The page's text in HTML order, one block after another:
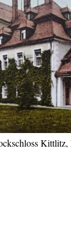
Kittlitz,